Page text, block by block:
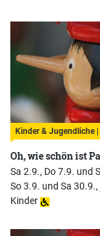
Kinder & Jugendliche |
Oh, wie schön ist
Sa 2.9., Do 7.9. und
So 3.9. und Sa
Kinder